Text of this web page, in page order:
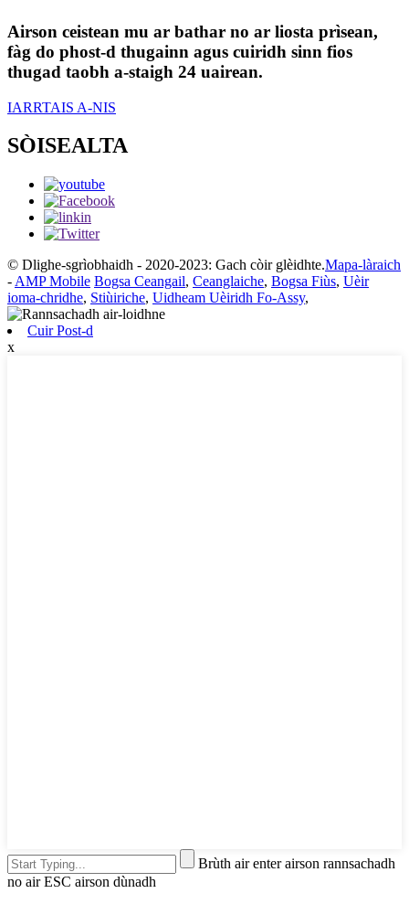
Airson ceistean mu ar bathar no ar liosta prìsean,
fàg do phost-d thugainn agus cuiridh sinn fios
thugad taobh a-staigh 24 uairean.
IARRTAIS A-NIS
SÒISEALTA
© Dlighe-sgrìobhaidh - 2020-2023: Gach còir glèidhte.Mapa-làraich
- AMP Mobile Bogsa Ceangail, Ceanglaiche, Bogsa Fiùs, Uèir
ioma-chridhe, Stiùiriche, Uidheam Uèiridh Fo-Assy,
Cuir Post-d
x
Brùth air enter airson rannsachadh
no air ESC airson dùnadh